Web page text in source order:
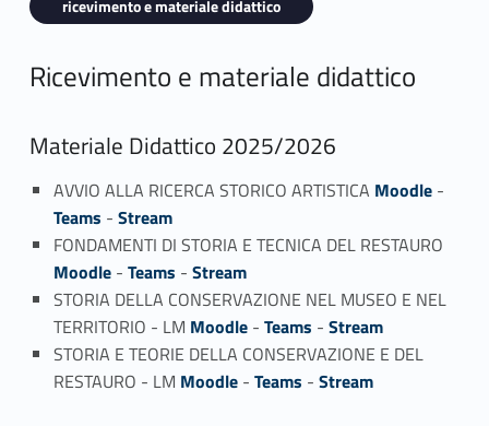
ricevimento e materiale didattico
Ricevimento e materiale didattico
Materiale Didattico 2025/2026
AVVIO ALLA RICERCA STORICO ARTISTICA Moodle-
Teams - Stream
FONDAMENTI DI STORIA E TECNICA DEL RESTAURO
Moodle- Teams - Stream
STORIA DELLA CONSERVAZIONE NEL MUSEO E NEL
TERRITORIO - LM Moodle- Teams - Stream
STORIA E TEORIE DELLA CONSERVAZIONE E DEL
RESTAURO - LM Moodle- Teams - Stream